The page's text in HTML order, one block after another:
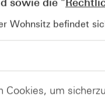
Wohnsitz befindet
Cookies, um